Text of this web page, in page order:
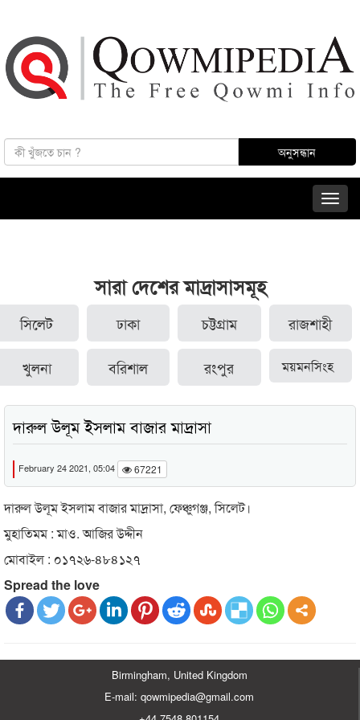
সারা দেশের মাদ্রাসাসমূহ
সিলেট ঢাকা চট্টগ্রাম রাজশাহী
খুলনা বরিশাল রংপুর ময়মনসিংহ
দারুল উলূম ইসলাম বাজার মাদ্রাসা
February 24 2021, 05:04 67221
দারুল উলূম ইসলাম বাজার মাদ্রাসা, ফেঞ্চুগঞ্জ, সিলেট।
মুহাতিমম : মাও. আজির উদ্দীন
মোবাইল : ০১৭২৬-৪৮৪১২৭
Spread the love
Birmingham, United Kingdom
E-mail: qowmipedia@gmail.com